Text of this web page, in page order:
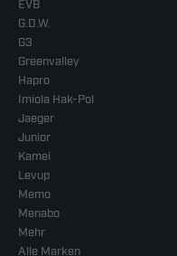
EVB
G.D.W.
G3
Greenvalley
Hapro
Imiola Hak-Pol
Jaeger
Junior
Kamei
Levup
Memo
Menabo
Mehr
Alle Marken